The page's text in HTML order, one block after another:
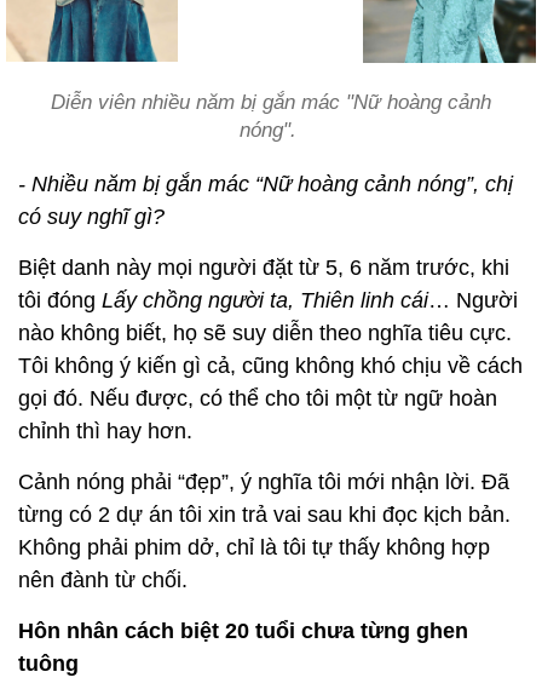
Diễn viên nhiều năm bị gắn mác "Nữ hoàng cảnh
nóng".
- Nhiều năm bị gắn mác “Nữ hoàng cảnh nóng”, chị
có suy nghĩ gì?
Biệt danh này mọi người đặt từ 5, 6 năm trước, khi
tôi đóng Lấy chồng người ta, Thiên linh cái… Người
nào không biết, họ sẽ suy diễn theo nghĩa tiêu cực.
Tôi không ý kiến gì cả, cũng không khó chịu về cách
gọi đó. Nếu được, có thể cho tôi một từ ngữ hoàn
chỉnh thì hay hơn.
Cảnh nóng phải “đẹp”, ý nghĩa tôi mới nhận lời. Đã
từng có 2 dự án tôi xin trả vai sau khi đọc kịch bản.
Không phải phim dở, chỉ là tôi tự thấy không hợp
nên đành từ chối.
Hôn nhân cách biệt 20 tuổi chưa từng ghen
tuông